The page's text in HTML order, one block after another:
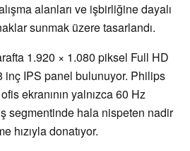
alanları ve işbirliğine dayalı
sunmak üzere tasarlandı.
1.920 × 1.080 piksel Full HD
inç IPS panel bulunuyor. Philips
ekranının yalnızca 60 Hz
segmentinde hala nispeten nadir
hızıyla donatıyor.